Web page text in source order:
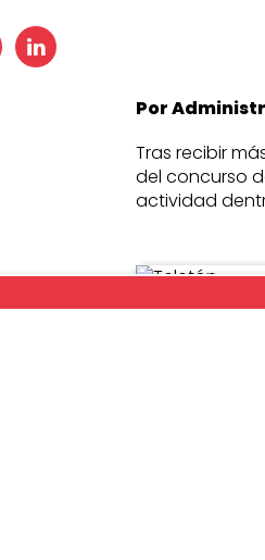
Por
Tras recibir
del concurso
actividad